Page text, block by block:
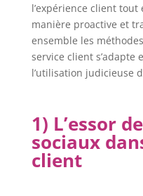
l’expérience client
manière proactive et
ensemble les
service client s’adapte
l’utilisation judicieuse
1) L’essor
sociaux
client